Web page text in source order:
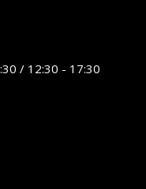
/ 12:30 - 17:30